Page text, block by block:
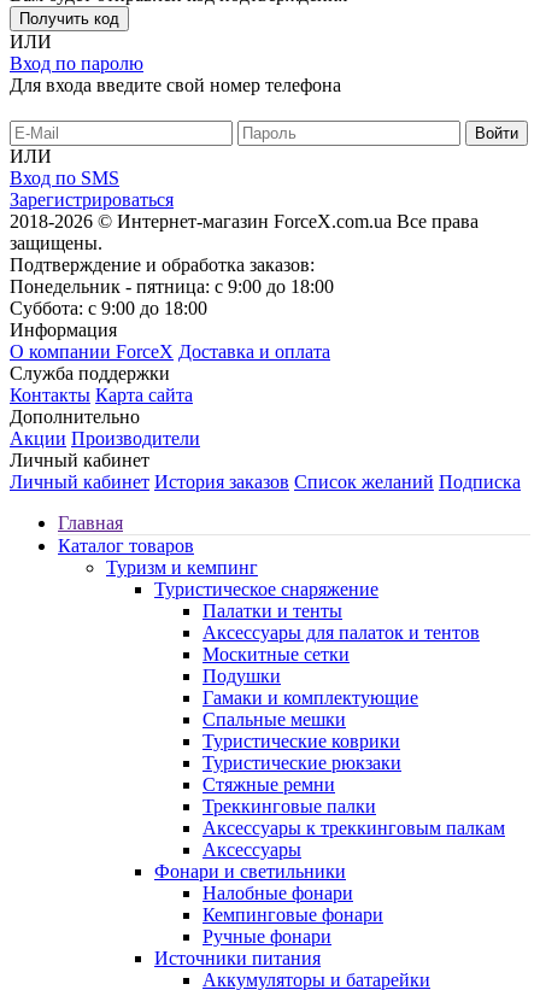
Получить код
ИЛИ
Вход по паролю
Для входа введите свой номер телефона
ИЛИ
Вход по SMS
Зарегистрироваться
2018-2026 © Интернет-магазин ForceX.com.ua Все права
защищены.
Подтверждение и обработка заказов:
Понедельник - пятница: с 9:00 до 18:00
Суббота: с 9:00 до 18:00
Информация
О компании ForceX Доставка и оплата
Служба поддержки
Контакты Карта сайта
Дополнительно
Акции Производители
Личный кабинет
Личный кабинет История заказов Список желаний Подписка
Главная
Каталог товаров
Туризм и кемпинг
Туристическое снаряжение
Палатки и тенты
Аксессуары для палаток и тентов
Москитные сетки
Подушки
Гамаки и комплектующие
Спальные мешки
Туристические коврики
Туристические рюкзаки
Стяжные ремни
Треккинговые палки
Аксессуары к треккинговым палкам
Аксессуары
Фонари и светильники
Налобные фонари
Кемпинговые фонари
Ручные фонари
Источники питания
Аккумуляторы и батарейки